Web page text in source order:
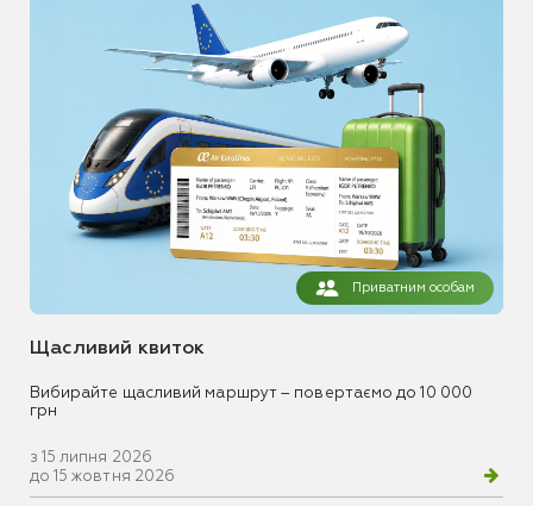
Приватним особам
Щасливий квиток
Вибирайте щасливий маршрут – повертаємо до 10 000
грн
з 15 липня 2026
до 15 жовтня 2026